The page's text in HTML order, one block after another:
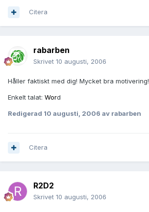
Citera
rabarben
Skrivet 10 augusti, 2006
Håller faktiskt med dig! Mycket bra motivering!
Enkelt talat: Word
Redigerad 10 augusti, 2006 av rabarben
Citera
R2D2
Skrivet 10 augusti, 2006